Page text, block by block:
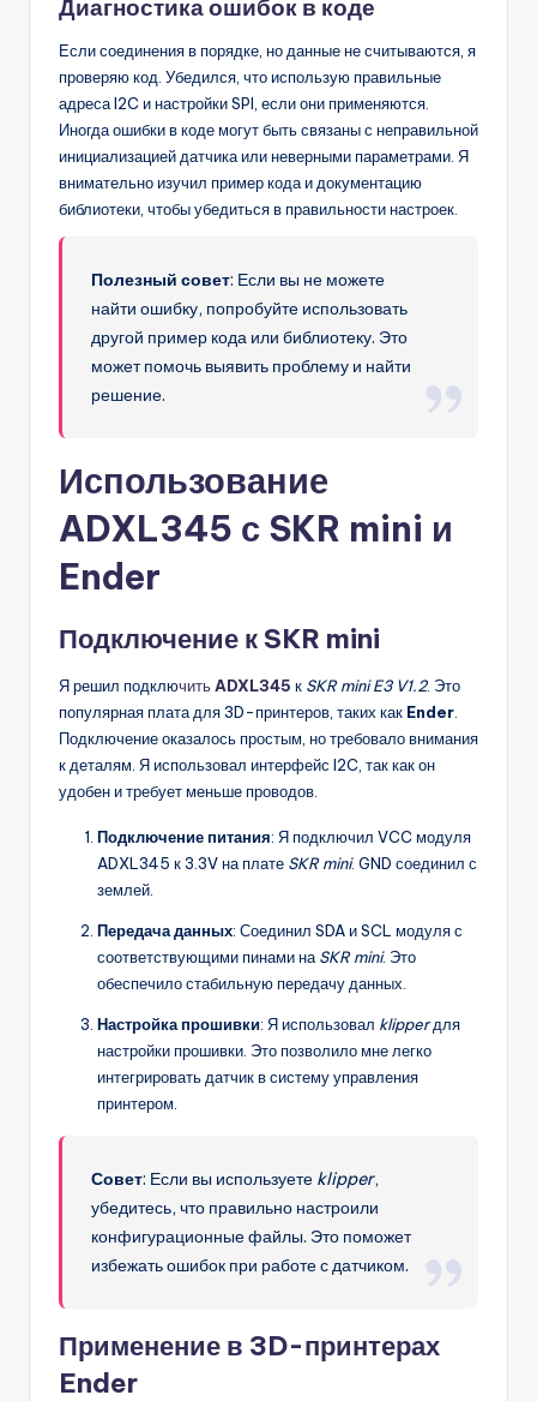
Диагностика ошибок в коде
Если соединения в порядке, но данные не считываются, я
проверяю код. Убедился, что использую правильные
адреса I2C и настройки SPI, если они применяются.
Иногда ошибки в коде могут быть связаны с неправильной
инициализацией датчика или неверными параметрами. Я
внимательно изучил пример кода и документацию
библиотеки, чтобы убедиться в правильности настроек.
Полезный совет: Если вы не можете
найти ошибку, попробуйте использовать
другой пример кода или библиотеку. Это
может помочь выявить проблему и найти
решение.
Использование
ADXL345 с SKR mini и
Ender
Подключение к SKR mini
Я решил подключитьADXL345 к SKR mini E3 V1.2. Это
популярная плата для 3D-принтеров, таких как Ender
Подключение оказалось простым, но требовало внимания
к деталям. Я использовал интерфейс I2C, так как он
удобен и требует меньше проводов.
Подключение питания: Я подключил VCC модуля
ADXL345 к 3.3V на плате SKR mini. GND соединил с
землей.
Передача данных: Соединил SDA и SCL модуля с
соответствующими пинами на SKR mini. Это
обеспечило стабильную передачу данных.
Настройка прошивки: Я использовал klipperдля
настройки прошивки. Это позволило мне легко
интегрировать датчик в систему управления
принтером.
Совет: Если вы используете klipper,
убедитесь, что правильно настроили
конфигурационные файлы. Это поможет
избежать ошибок при работе с датчиком.
Применение в 3D-принтерах
Ender